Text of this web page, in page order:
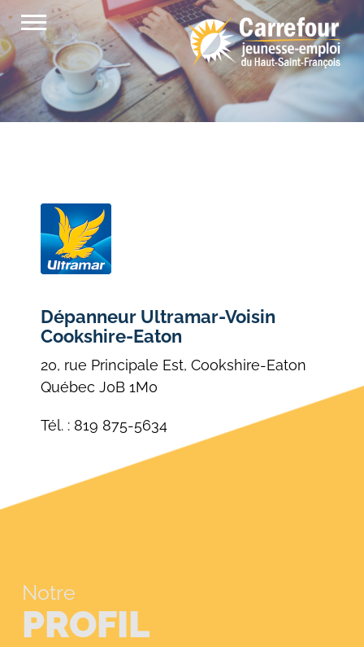
Passer
au
contenu
Dépanneur Ultramar-Voisin
Cookshire-Eaton
20, rue Principale Est, Cookshire-Eaton
Québec J0B 1M0
Tél. : 819 875-5634
Notre
PROFIL